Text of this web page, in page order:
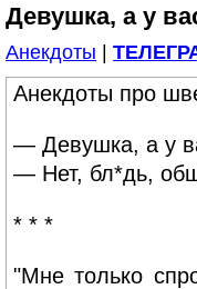
Девушка, а у
Анекдоты
Анекдоты про
— Девушка, а у
— Нет, бл*дь,
* * *
"Мне только